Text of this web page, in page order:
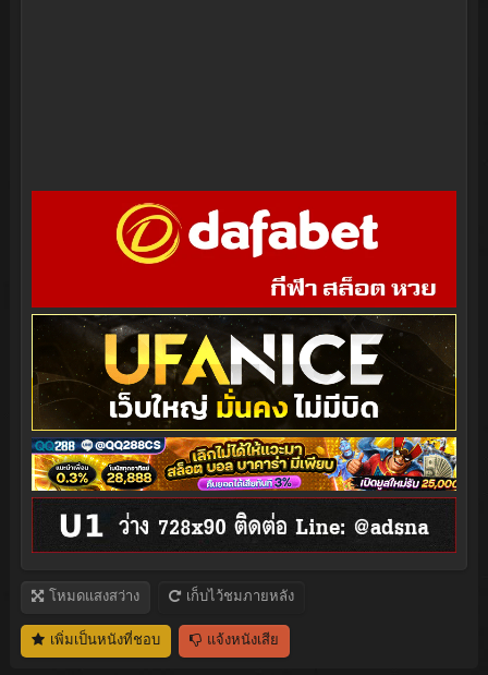
โหมดแสงสว่าง เก็บไว้ชมภายหลัง
เพิ่มเป็นหนังที่ชอบ แจ้งหนังเสีย